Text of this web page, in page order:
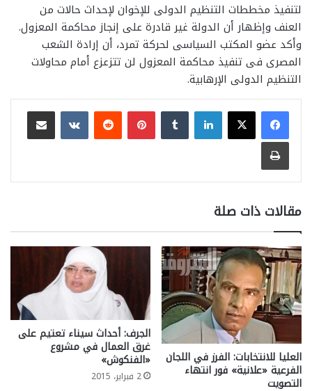
لتنفيذ مخططات التنظيم الدولى للإخوان لإحداث حالات من
العنف وإظهار أن الدولة غير قادرة على إنجاز محاكمة المعزول.
وأكد عضو المكتب السياسى لحركة تمرد، أن إرادة الشعب
المصرى فى تنفيذ محاكمة المعزول لن تتزعزع أمام محاولات
التنظيم الدولى الإرهابية.
لينكدإن بينتيريست
مشاركة عبر البريد
طباعة
مقالات ذات صلة
العليا للانتخابات: الفرز في اللجان
الفرعية «علانية» فور انتهاء
التصويت
الجرف: أحداث سيناء تعتيم على
غرق العمال في مشروع
«الفنكوش»
2 فبراير، 2015